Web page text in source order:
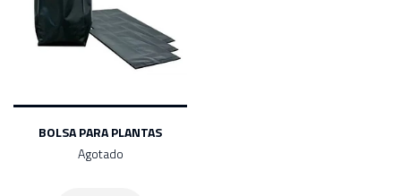
BOLSA PARA PLANTAS
Agotado